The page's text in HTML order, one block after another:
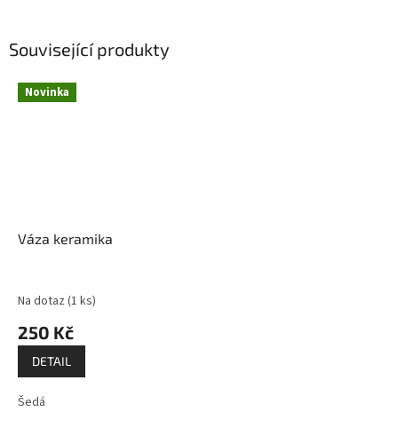
Související produkty
Novinka
Váza keramika
Na dotaz (1 ks)
250 Kč
DETAIL
Šedá